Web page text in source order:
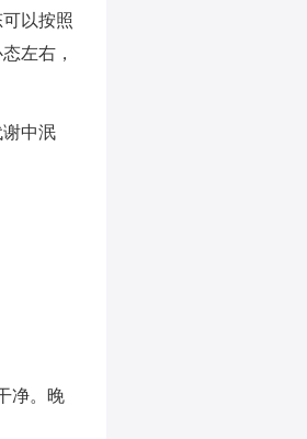
以按照
左右，
中泯
净。晚